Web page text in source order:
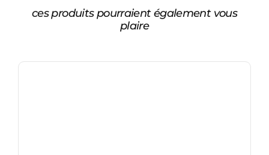
ces produits pourraient également vous
plaire